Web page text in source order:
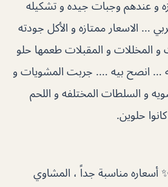
و عندهم وجبات جيده و تشكيله
… الاسعار ممتازه و الأكل جودته
المخللات و المقبلات طعمها حلو
… انصح بيه …. جربت المشويات و
و السلطات المختلفه و اللحم
حلوين.
مناسبة جداً ، المشاوي